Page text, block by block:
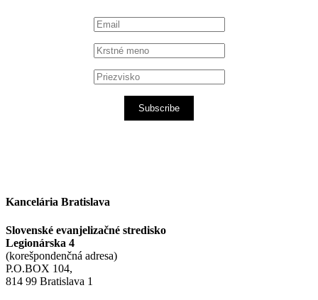
Subscribe
Kancelária Bratislava
Slovenské evanjelizačné stredisko
Legionárska 4
(korešpondenčná adresa)
P.O.BOX 104,
814 99 Bratislava 1